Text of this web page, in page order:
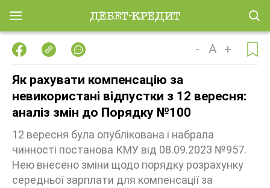
- A +
Як рахувати компенсацію за
невикористані відпустки з 12 вересня:
аналіз змін до Порядку №100
12 вересня була опублікована і набрала
чинності постанова КМУ від 08.09.2023 №957.
Нею внесено зміни щодо порядку розрахунку
середньої зарплати для компенсації за